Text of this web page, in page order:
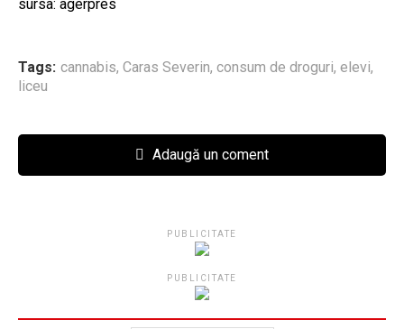
sursa: agerpres
Tags: cannabis, Caras Severin, consum de droguri, elevi,
liceu
Adaugă un coment
PUBLICITATE
PUBLICITATE